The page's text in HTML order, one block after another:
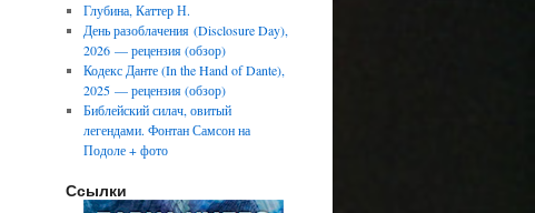
Глубина, Каттер Н.
День разоблачения (Disclosure Day),
2026 — рецензия (обзор)
Кодекс Данте (In the Hand of Dante),
2025 — рецензия (обзор)
Библейский силач, овитый
легендами. Фонтан Самсон на
Подоле + фото
Ссылки